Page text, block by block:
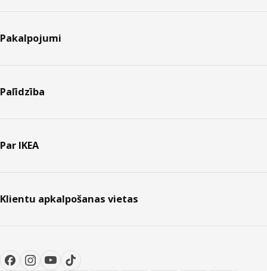
Pakalpojumi
Palīdzība
Par IKEA
Klientu apkalpošanas vietas